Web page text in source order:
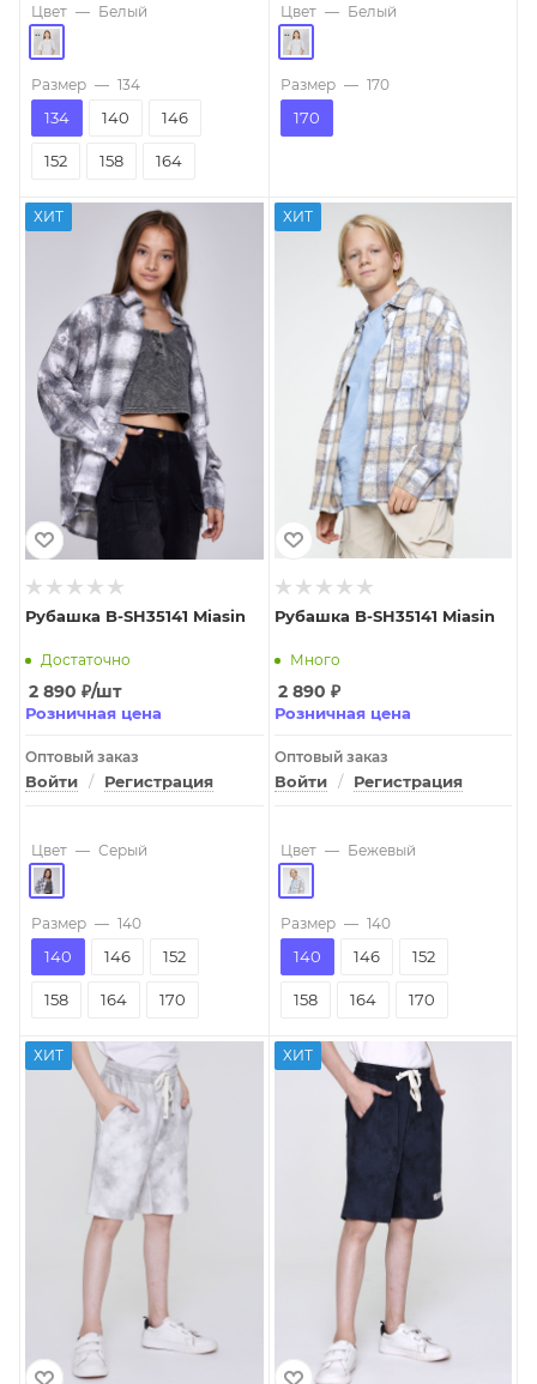
Цвет — Белый
Размер — 134
134 140 146
152 158 164
Цвет — Белый
Размер — 170
170
ХИТ
Рубашка B-SH35141 Miasin
Достаточно
2 890 ₽/шт
Розничная цена
Оптовый заказ
Войти / Регистрация
Цвет — Серый
Размер — 140
140 146 152
158 164 170
ХИТ
Рубашка B-SH35141 Miasin
Много
2 890 ₽
Розничная цена
Оптовый заказ
Войти / Регистрация
Цвет — Бежевый
Размер — 140
140 146 152
158 164 170
ХИТ ХИТ